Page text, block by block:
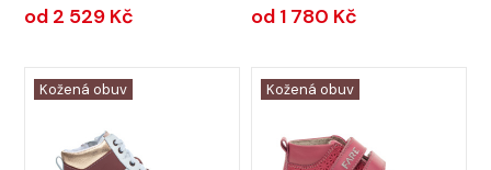
od 2 529 Kč od 1 780 Kč
Kožená obuv Kožená obuv